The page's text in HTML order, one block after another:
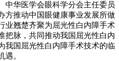
中华医学会眼科学分会主任委员
方推动中国眼健康事业发展所做
业翘楚齐聚为屈光性白内障手术
把脉，共同推动我国屈光性白内
我国屈光性白内障手术技术的临
遇。